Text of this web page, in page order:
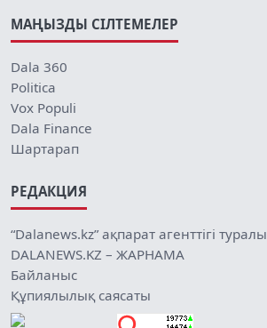
МАҢЫЗДЫ СІЛТЕМЕЛЕР
Dala 360
Politica
Vox Populi
Dala Finance
Шартарап
РЕДАКЦИЯ
“Dalanews.kz” ақпарат агенттігі туралы
DALANEWS.KZ – ЖАРНАМА
Байланыс
Құпиялылық саясаты